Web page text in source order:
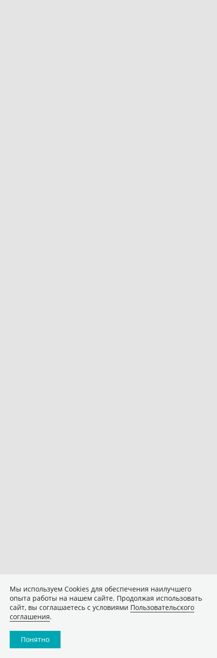
Мы используем Сookies для обеспечения наилучшего
опыта работы на нашем сайте. Продолжая использовать
сайт, вы соглашаетесь с условиями Пользовательского
соглашения.
Понятно